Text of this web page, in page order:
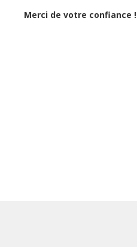
Merci de votre confiance !